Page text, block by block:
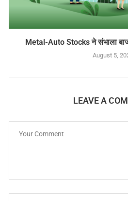
Metal-Auto Stocks ने संभाला
August 5,
LEAVE A